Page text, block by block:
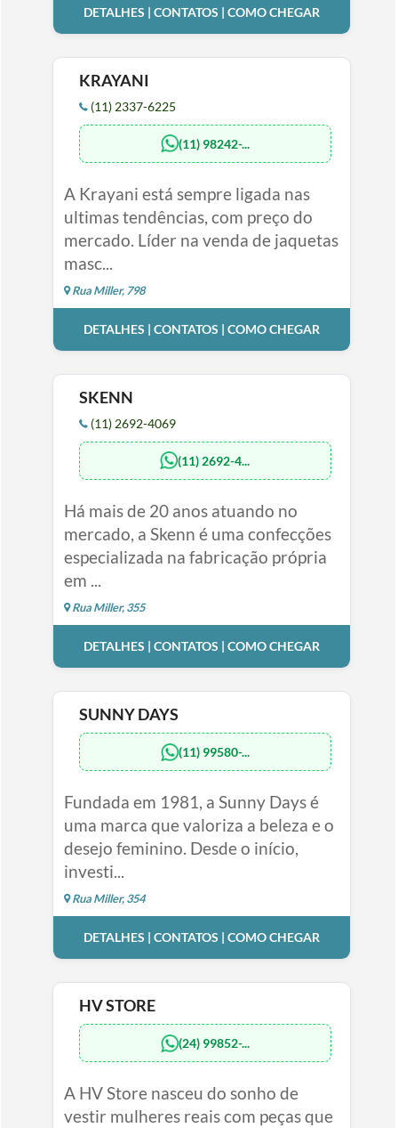
DETALHES | CONTATOS | COMO CHEGAR
KRAYANI
(11) 2337-6225
(11) 98242-...
A Krayani está sempre ligada nas
ultimas tendências, com preço do
mercado. Líder na venda de jaquetas
masc...
Rua Miller, 798
DETALHES | CONTATOS | COMO CHEGAR
SKENN
(11) 2692-4069
(11) 2692-4...
Há mais de 20 anos atuando no
mercado, a Skenn é uma confecções
especializada na fabricação própria
em ...
Rua Miller, 355
DETALHES | CONTATOS | COMO CHEGAR
SUNNY DAYS
(11) 99580-...
Fundada em 1981, a Sunny Days é
uma marca que valoriza a beleza e o
desejo feminino. Desde o início,
investi...
Rua Miller, 354
DETALHES | CONTATOS | COMO CHEGAR
HV STORE
(24) 99852-...
A HV Store nasceu do sonho de
vestir mulheres reais com peças que